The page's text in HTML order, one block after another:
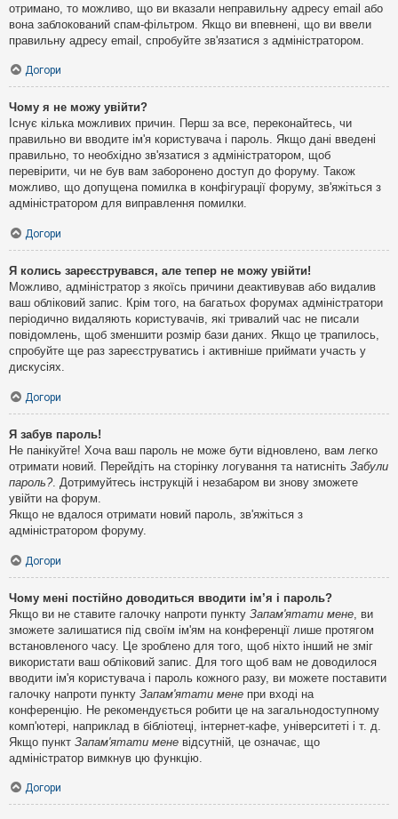
отримано, то можливо, що ви вказали неправильну адресу email або
вона заблокований спам-фільтром. Якщо ви впевнені, що ви ввели
правильну адресу email, спробуйте зв'язатися з адміністратором.
Догори
Чому я не можу увійти?
Існує кілька можливих причин. Перш за все, переконайтесь, чи
правильно ви вводите ім'я користувача і пароль. Якщо дані введені
правильно, то необхідно зв'язатися з адміністратором, щоб
перевірити, чи не був вам заборонено доступ до форуму. Також
можливо, що допущена помилка в конфігурації форуму, зв'яжіться з
адміністратором для виправлення помилки.
Догори
Я колись зареєструвався, але тепер не можу увійти!
Можливо, адміністратор з якоїсь причини деактивував або видалив
ваш обліковий запис. Крім того, на багатьох форумах адміністратори
періодично видаляють користувачів, які тривалий час не писали
повідомлень, щоб зменшити розмір бази даних. Якщо це трапилось,
спробуйте ще раз зареєструватись і активніше приймати участь у
дискусіях.
Догори
Я забув пароль!
Не панікуйте! Хоча ваш пароль не може бути відновлено, вам легко
отримати новий. Перейдіть на сторінку логування та натисніть Забули
пароль?. Дотримуйтесь інструкцій і незабаром ви знову зможете
увійти на форум.
Якщо не вдалося отримати новий пароль, зв'яжіться з
адміністратором форуму.
Догори
Чому мені постійно доводиться вводити ім’я і пароль?
Якщо ви не ставите галочку напроти пункту Запам'ятати мене , ви
зможете залишатися під своїм ім'ям на конференції лише протягом
встановленого часу. Це зроблено для того, щоб ніхто інший не зміг
використати ваш обліковий запис. Для того щоб вам не доводилося
вводити ім'я користувача і пароль кожного разу, ви можете поставити
галочку напроти пункту Запам'ятати мене при вході на
конференцію. Не рекомендується робити це на загальнодоступному
комп'ютері, наприклад в бібліотеці, інтернет-кафе, університеті і т. д.
Якщо пункт Запам'ятати мене відсутній, це означає, що
адміністратор вимкнув цю функцію.
Догори